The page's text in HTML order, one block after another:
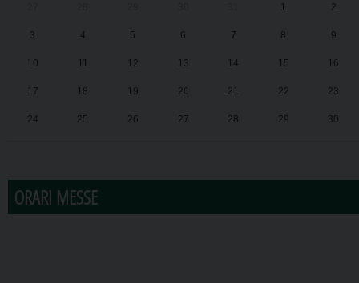
1 2
3 4 5 6 7 8 9
10 11 12 13 14 15 16
17 18 19 20 21 22 23
24 25 26 27 28 29 30
ORARI MESSE